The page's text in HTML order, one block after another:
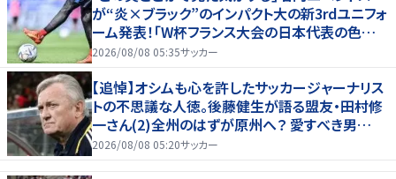
が“炎×ブラック”のインパクト大の新3rdユニフォ
ーム発表！｢W杯フランス大会の日本代表の色違
いを感じさせる｣
2026/08/08 05:35サッカー
【追悼】オシムも心を許したサッカージャーナリス
トの不思議な人徳。後藤健生が語る盟友・田村修
一さん(2)全州のはずが原州へ？ 愛すべき男
の“大迷子”伝説
2026/08/08 05:20サッカー